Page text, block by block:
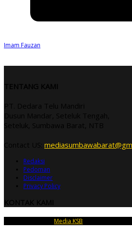
Imam Fauzan
TENTANG KAMI
PT. Dedara Telu Mandiri
Dusun Mandar, Seteluk Tengah,
Seteluk, Sumbawa Barat, NTB
Contact US:
Redaksi
Pedoman
Disclaimer
Privacy Policy
KONTAK KAMI
Media KSB